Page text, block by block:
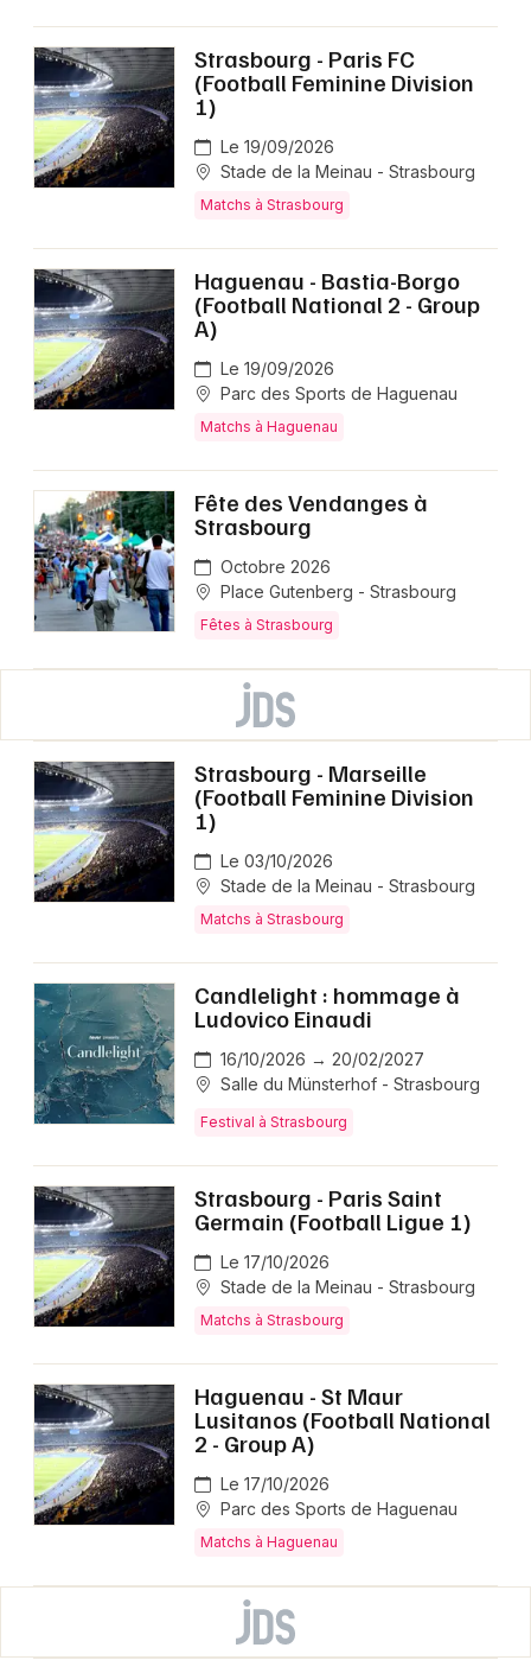
Strasbourg - Paris FC
(Football Feminine Division
1)
Le 19/09/2026
Stade de la Meinau - Strasbourg
Matchs à Strasbourg
Haguenau - Bastia-Borgo
(Football National 2 - Group
A)
Le 19/09/2026
Parc des Sports de Haguenau
Matchs à Haguenau
Fête des Vendanges à
Strasbourg
Octobre 2026
Place Gutenberg - Strasbourg
Fêtes à Strasbourg
Strasbourg - Marseille
(Football Feminine Division
1)
Le 03/10/2026
Stade de la Meinau - Strasbourg
Matchs à Strasbourg
Candlelight : hommage à
Ludovico Einaudi
16/10/2026 → 20/02/2027
Salle du Münsterhof - Strasbourg
Festival à Strasbourg
Strasbourg - Paris Saint
Germain (Football Ligue 1)
Le 17/10/2026
Stade de la Meinau - Strasbourg
Matchs à Strasbourg
Haguenau - St Maur
Lusitanos (Football National
2 - Group A)
Le 17/10/2026
Parc des Sports de Haguenau
Matchs à Haguenau